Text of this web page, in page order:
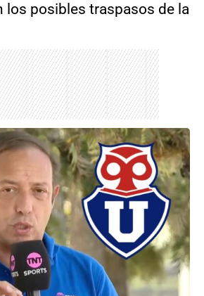
los posibles traspasos de la